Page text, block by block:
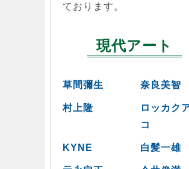
ております。
現代アート
草間彌生 奈良美智
村上隆
ロッカク
コ
KYNE 白髪一雄